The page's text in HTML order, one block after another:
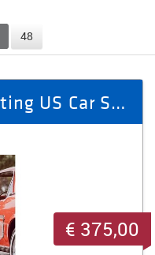
48
Gutschein Fotoshooting US Car Style - Pin-UP
€ 375,00